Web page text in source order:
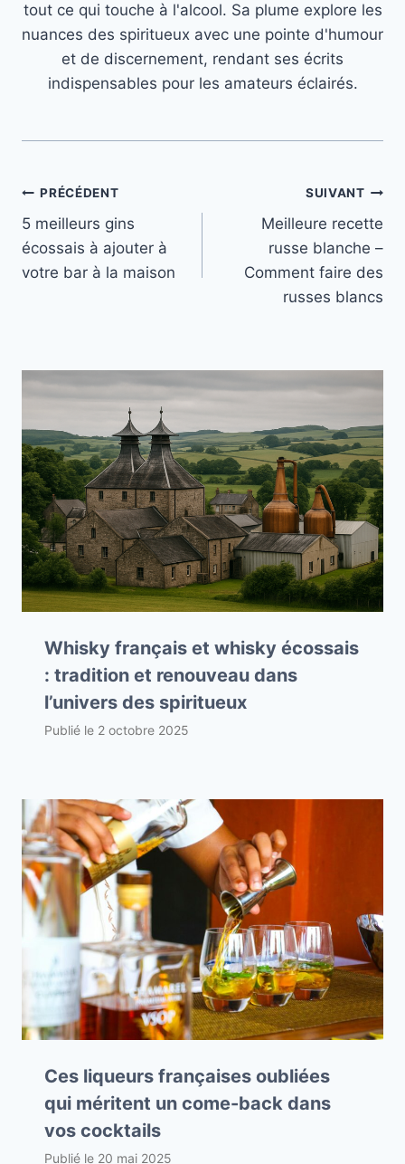
tout ce qui touche à l'alcool. Sa plume explore les
nuances des spiritueux avec une pointe d'humour
et de discernement, rendant ses écrits
indispensables pour les amateurs éclairés.
Navigation
de
l’article
PRÉCÉDENT
5 meilleurs gins
écossais à ajouter à
votre bar à la maison
SUIVANT
Meilleure recette
russe blanche –
Comment faire des
russes blancs
Whisky français et whisky écossais
: tradition et renouveau dans
l’univers des spiritueux
Publié le 2 octobre 2025
Ces liqueurs françaises oubliées
qui méritent un come-back dans
vos cocktails
Publié le 20 mai 2025